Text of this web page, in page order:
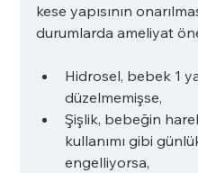
kese yapısının
durumlarda ameliyat
Hidrosel, bebek 1
düzelmemişse,
Şişlik, bebeğin
kullanımı gibi
engelliyorsa,